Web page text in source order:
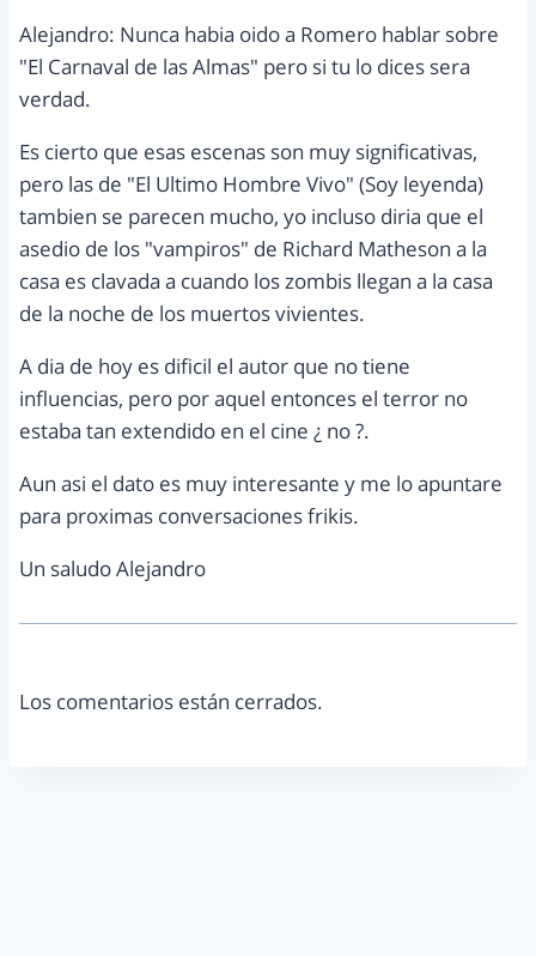
Alejandro: Nunca habia oido a Romero hablar sobre
"El Carnaval de las Almas" pero si tu lo dices sera
verdad.
Es cierto que esas escenas son muy significativas,
pero las de "El Ultimo Hombre Vivo" (Soy leyenda)
tambien se parecen mucho, yo incluso diria que el
asedio de los "vampiros" de Richard Matheson a la
casa es clavada a cuando los zombis llegan a la casa
de la noche de los muertos vivientes.
A dia de hoy es dificil el autor que no tiene
influencias, pero por aquel entonces el terror no
estaba tan extendido en el cine ¿ no ?.
Aun asi el dato es muy interesante y me lo apuntare
para proximas conversaciones frikis.
Un saludo Alejandro
Los comentarios están cerrados.